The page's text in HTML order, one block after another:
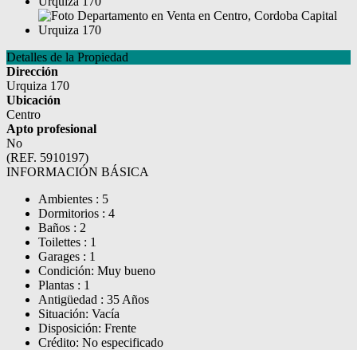
Detalles de la Propiedad
Dirección
Urquiza 170
Ubicación
Centro
Apto profesional
No
(REF. 5910197)
INFORMACIÓN BÁSICA
Ambientes : 5
Dormitorios : 4
Baños : 2
Toilettes : 1
Garages : 1
Condición: Muy bueno
Plantas : 1
Antigüedad : 35 Años
Situación: Vacía
Disposición: Frente
Crédito: No especificado